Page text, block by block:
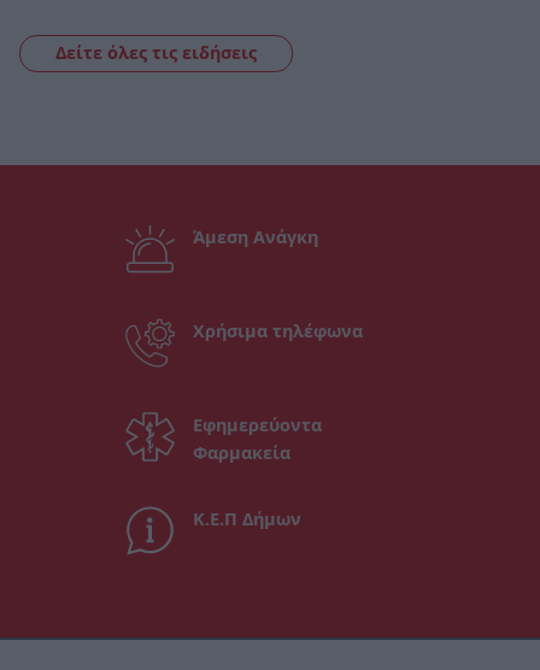
Δείτε όλες τις ειδήσεις
Άμεση Ανάγκη
Χρήσιμα τηλέφωνα
Εφημερεύοντα
Φαρμακεία
Κ.Ε.Π Δήμων